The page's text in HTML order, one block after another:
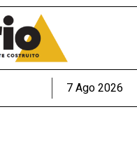
7 Ago 2026